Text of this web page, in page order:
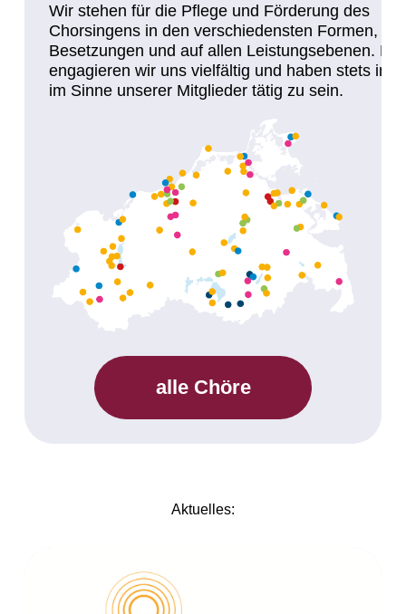
Wir stehen für die Pflege und Förderung des
Chorsingens in den verschiedensten Formen,
Besetzungen und auf allen Leistungsebenen.
engagieren wir uns vielfältig und haben stets im
im Sinne unserer Mitglieder tätig zu sein.
alle Chöre
Aktuelles: